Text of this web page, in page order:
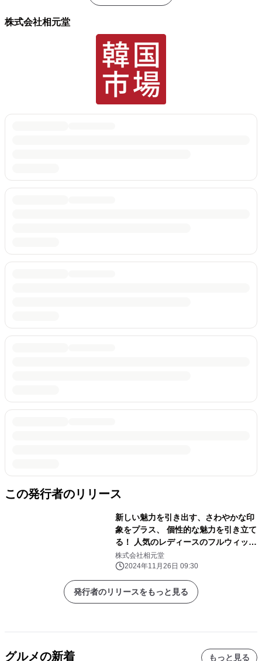
株式会社相元堂
この発行者のリリース
新しい魅力を引き出す、さわやかな印
象をプラス、 個性的な魅力を引き立て
る！ 人気のレディースのフルウィッグ
がさらに進化！
株式会社相元堂
2024年11月26日 09:30
発行者のリリースをもっと見る
グルメの新着 もっと見る